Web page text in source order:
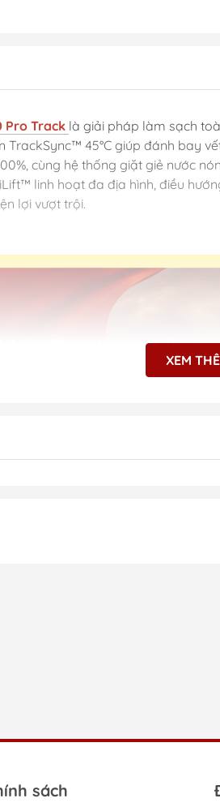
Pro Track là giải pháp làm sạch
TrackSync™ 45°C giúp đánh bay
cùng hệ thống giặt giẻ nước
linh hoạt đa địa hình, điều
lợi vượt trội.
XEM
sách